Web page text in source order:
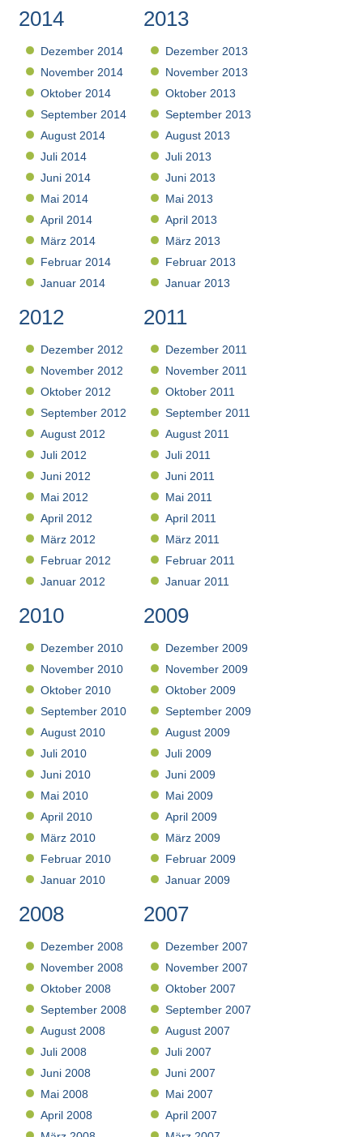
2014
Dezember 2014
November 2014
Oktober 2014
September 2014
August 2014
Juli 2014
Juni 2014
Mai 2014
April 2014
März 2014
Februar 2014
Januar 2014
2013
Dezember 2013
November 2013
Oktober 2013
September 2013
August 2013
Juli 2013
Juni 2013
Mai 2013
April 2013
März 2013
Februar 2013
Januar 2013
2012
Dezember 2012
November 2012
Oktober 2012
September 2012
August 2012
Juli 2012
Juni 2012
Mai 2012
April 2012
März 2012
Februar 2012
Januar 2012
2011
Dezember 2011
November 2011
Oktober 2011
September 2011
August 2011
Juli 2011
Juni 2011
Mai 2011
April 2011
März 2011
Februar 2011
Januar 2011
2010
Dezember 2010
November 2010
Oktober 2010
September 2010
August 2010
Juli 2010
Juni 2010
Mai 2010
April 2010
März 2010
Februar 2010
Januar 2010
2009
Dezember 2009
November 2009
Oktober 2009
September 2009
August 2009
Juli 2009
Juni 2009
Mai 2009
April 2009
März 2009
Februar 2009
Januar 2009
2008
Dezember 2008
November 2008
Oktober 2008
September 2008
August 2008
Juli 2008
Juni 2008
Mai 2008
April 2008
2007
Dezember 2007
November 2007
Oktober 2007
September 2007
August 2007
Juli 2007
Juni 2007
Mai 2007
April 2007